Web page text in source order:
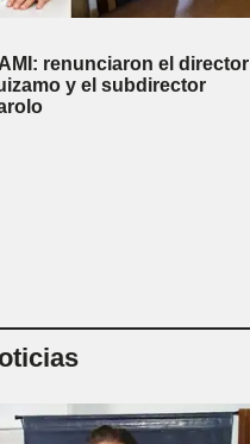
renunciaron el director
y el subdirector